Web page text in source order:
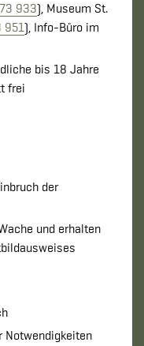
933), Museum St.
951), Info-Büro im
bis 18 Jahre
frei
der
und erhalten
Notwendigkeiten